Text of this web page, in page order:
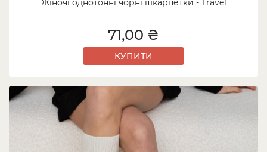
Жіночі однотонні чорні шкарпетки - Travel
71,00 ₴
КУПИТИ